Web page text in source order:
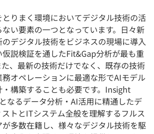
りまく環境においてデジタル技術の活
い要素の一つとなっています。日々新
デジタル技術をビジネスの現場に導入
説検証を通したFit&Gap分析が最も重
、最新の技術だけでなく、既存の技術
オペレーションに最適な形でAIモデル
構築することも必要です。Insight
なるデータ分析・AI活用に精通したデ
トとITシステム全般を理解するフルス
多数在籍し、様々なデジタル技術を駆